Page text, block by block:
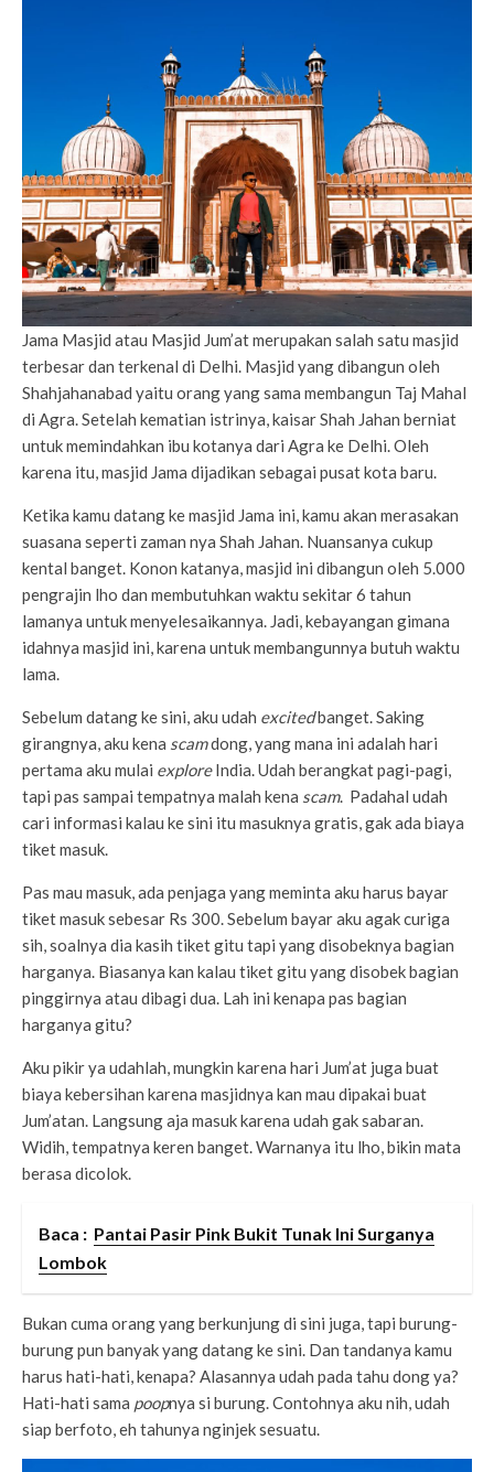
Jama Masjid atau Masjid Jum’at merupakan salah satu masjid
terbesar dan terkenal di Delhi. Masjid yang dibangun oleh
Shahjahanabad yaitu orang yang sama membangun Taj Mahal
di Agra. Setelah kematian istrinya, kaisar Shah Jahan berniat
untuk memindahkan ibu kotanya dari Agra ke Delhi. Oleh
karena itu, masjid Jama dijadikan sebagai pusat kota baru.
Ketika kamu datang ke masjid Jama ini, kamu akan merasakan
suasana seperti zaman nya Shah Jahan. Nuansanya cukup
kental banget. Konon katanya, masjid ini dibangun oleh 5.000
pengrajin lho dan membutuhkan waktu sekitar 6 tahun
lamanya untuk menyelesaikannya. Jadi, kebayangan gimana
idahnya masjid ini, karena untuk membangunnya butuh waktu
lama.
Sebelum datang ke sini, aku udah excitedbanget. Saking
girangnya, aku kena scamdong, yang mana ini adalah hari
pertama aku mulai exploreIndia. Udah berangkat pagi-pagi,
tapi pas sampai tempatnya malah kena scam. Padahal udah
cari informasi kalau ke sini itu masuknya gratis, gak ada biaya
tiket masuk.
Pas mau masuk, ada penjaga yang meminta aku harus bayar
tiket masuk sebesar Rs 300. Sebelum bayar aku agak curiga
sih, soalnya dia kasih tiket gitu tapi yang disobeknya bagian
harganya. Biasanya kan kalau tiket gitu yang disobek bagian
pinggirnya atau dibagi dua. Lah ini kenapa pas bagian
harganya gitu?
Aku pikir ya udahlah, mungkin karena hari Jum’at juga buat
biaya kebersihan karena masjidnya kan mau dipakai buat
Jum’atan. Langsung aja masuk karena udah gak sabaran.
Widih, tempatnya keren banget. Warnanya itu lho, bikin mata
berasa dicolok.
Baca : Pantai Pasir Pink Bukit Tunak Ini Surganya
Lombok
Bukan cuma orang yang berkunjung di sini juga, tapi burung-
burung pun banyak yang datang ke sini. Dan tandanya kamu
harus hati-hati, kenapa? Alasannya udah pada tahu dong ya?
Hati-hati sama poopnya si burung. Contohnya aku nih, udah
siap berfoto, eh tahunya nginjek sesuatu.